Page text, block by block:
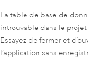
La table de base de
introuvable dans le projet
Essayez de fermer et
l’application sans